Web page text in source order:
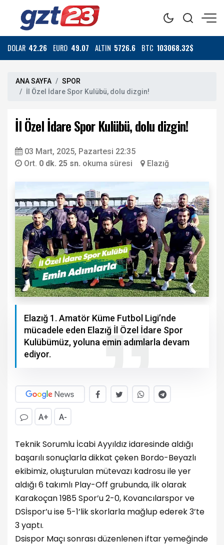
DOLAR 42.26 EURO 49.07 ALTIN 5726.6 BTC 103068.32$
ANA SAYFA
SPOR
İl Özel İdare Spor Kulübü, dolu dizgin!
İl Özel İdare Spor Kulübü, dolu dizgin!
03 Mart, 2025, Pazartesi 22:35
Ort. 0 dk. 25 sn. okuma süresi Elazığ
Elazığ 1. Amatör Küme Futbol Ligi’nde
mücadele eden Elazığ İl Özel İdare Spor
Kulübümüz, yoluna emin adımlarla devam
ediyor.
A+ A-
Teknik Sorumlu İcabi Ayyıldız idaresinde aldığı
başarılı sonuçlarla dikkat çeken Bordo-Beyazlı
ekibimiz, oluşturulan mütevazı kadrosu ile yer
aldığı 6 takımlı Play-Off grubunda, ilk olarak
Karakoçan 1985 Spor’u 2-0, Kovancılarspor ve
DSİspor’u ise 5-1’lik skorlarla mağlup ederek 3’te
3 yaptı.
Dsispor Maçı sonrası düzenlenen iftar yemeğinde